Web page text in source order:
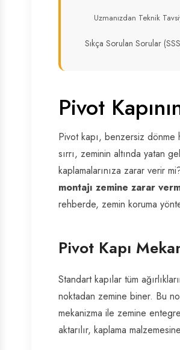
Uzmanızdan Teknik
Sıkça Sorulan Sorular
Pivot
Pivot kapı, benzersiz dönme
sırrı, zeminin altında yatan
kaplamalarınıza zarar verir
montajı zemine zarar
rehberde, zemin koruma
Pivot Kapı
Standart kapılar tüm
noktadan zemine biner. Bu
mekanizma ile zemine
aktarılır, kaplama